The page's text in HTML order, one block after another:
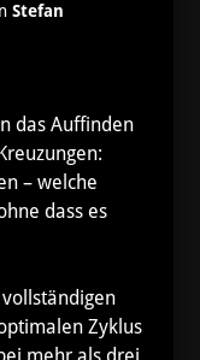
Stefan
das Auffinden
– welche
dass es
Zyklus